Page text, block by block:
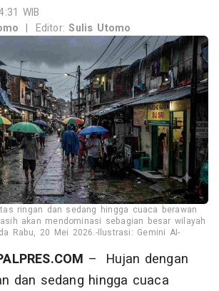
WIB
| Editor:Sulis Utomo
ringan dan sedang hingga cuaca berawan
akan mendominasi sebagian besar wilayah
Rabu, 20 Mei 2026.-Ilustrasi: Gemini AI-
– Hujan dengan
dan sedang hingga cuaca